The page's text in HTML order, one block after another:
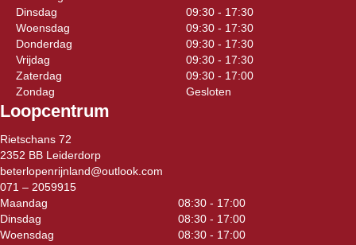
Dinsdag
09:30 - 17:30
Woensdag
09:30 - 17:30
Donderdag
09:30 - 17:30
Vrijdag
09:30 - 17:30
Zaterdag
09:30 - 17:00
Zondag
Gesloten
Loopcentrum
Rietschans 72
2352 BB Leiderdorp
beterlopenrijnland@outlook.com
071 – 2059915
Maandag
08:30 - 17:00
Dinsdag
08:30 - 17:00
Woensdag
08:30 - 17:00